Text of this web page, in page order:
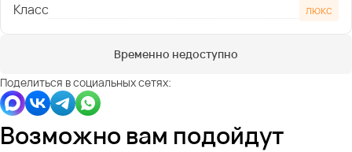
Класс
люкс
Временно недоступно
Поделиться в социальных сетях:
Возможно вам подойдут